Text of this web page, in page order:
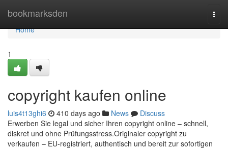
bookmarksden
Home
Home
1
copyright kaufen online
luis4t13ghi6 410 days ago News
Discuss
Erwerben Sie legal und sicher Ihren copyright online – schnell,
diskret und ohne Prüfungsstress.Originaler copyright zu
verkaufen – EU-registriert, authentisch und bereit zur sofortigen